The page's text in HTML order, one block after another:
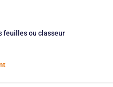
feuilles ou classeur